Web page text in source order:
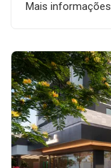
Mais informações